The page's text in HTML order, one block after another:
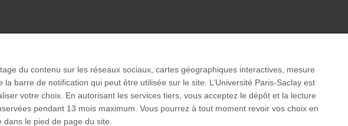
du contenu sur les réseaux sociaux, cartes géographiques interactives, mesure
barre de notification qui peut être utilisée sur le site. L’Université Paris-Saclay est
votre choix. En autorisant les services tiers, vous acceptez le dépôt et la lecture
pendant 13 mois maximum. Vous pourrez à tout moment revoir vos choix en
le pied de page du site.